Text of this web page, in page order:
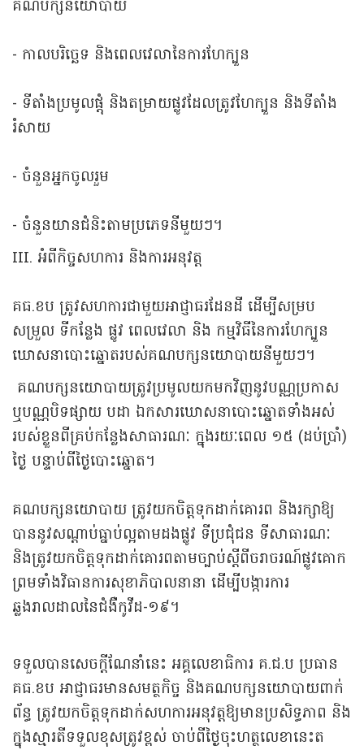
គណបក្សនយោបាយ
- កាលបរិច្ឆេទ និងពេលវេលានៃការហែក្បួន
- ទីតាំងប្រមូលផ្តុំ និងតម្រាយផ្លូវដែលត្រូវហែក្បួន និងទីតាំង
រំសាយ
- ចំនួនអ្នកចូលរួម
- ចំនួនយានជំនិះតាមប្រភេទនីមួយៗ។
III. អំពីកិច្ចសហការ និងការអនុវត្ត
គធ.ខប ត្រូវសហការជាមួយអាជ្ញាធរដែនដី ដើម្បីសម្រប
សម្រួល ទីកន្លែង ផ្លូវ ពេលវេលា និង កម្មវិធីនៃការហែក្បួន
ឃោសនាបោះឆ្នោតរបស់គណបក្សនយោបាយនីមួយៗ។
គណបក្សនយោបាយត្រូវប្រមូលយកមកវិញនូវបណ្ណប្រកាស
ឬបណ្ណបិទផ្សាយ បដា ឯកសារឃោសនាបោះឆ្នោតទាំងអស់
របស់ខ្លួនពីគ្រប់កន្លែងសាធារណៈ ក្នុងរយៈពេល ១៥ (ដប់ប្រាំ)
ថ្ងៃ បន្ទាប់ពីថ្ងៃបោះឆ្នោត។
គណបក្សនយោបាយ ត្រូវយកចិត្តទុកដាក់គោរព និងរក្សាឱ្យ
បាននូវសណ្តាប់ធ្នាប់ល្អតាមដងផ្លូវ ទីប្រជុំជន ទីសាធារណៈ
និងត្រូវយកចិត្តទុកដាក់គោរពតាមច្បាប់ស្តីពីចរាចរណ៍ផ្លូវគោក
ព្រមទាំងវិធានការសុខាភិបាលនានា ដើម្បីបង្ការការ
ឆ្លងរាលដាលនៃជំងឺកូវីដ-១៩។
ទទួលបានសេចក្តីណែនាំនេះ អគ្គលេខាធិការ គ.ជ.ប ប្រធាន
គធ.ខប អាជ្ញាធរមានសមត្ថកិច្ច និងគណបក្សនយោបាយពាក់
ព័ន្ធ ត្រូវយកចិត្តទុកដាក់សហការអនុវត្តឱ្យមានប្រសិទ្ធភាព និង
ក្នុងស្មារតីទទួលខុសត្រូវខ្ពស់ ចាប់ពីថ្ងៃចុះហត្ថលេខានេះត